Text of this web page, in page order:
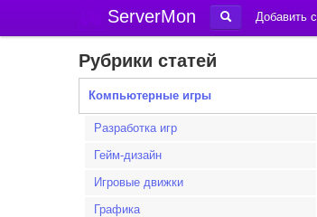
ServerMon Добавить
Рубрики статей
Компьютерные игры
Разработка игр
Гейм-дизайн
Игровые движки
Графика